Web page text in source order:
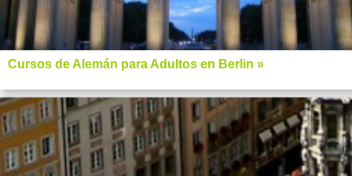
Cursos de Alemán para Adultos en Berlin »